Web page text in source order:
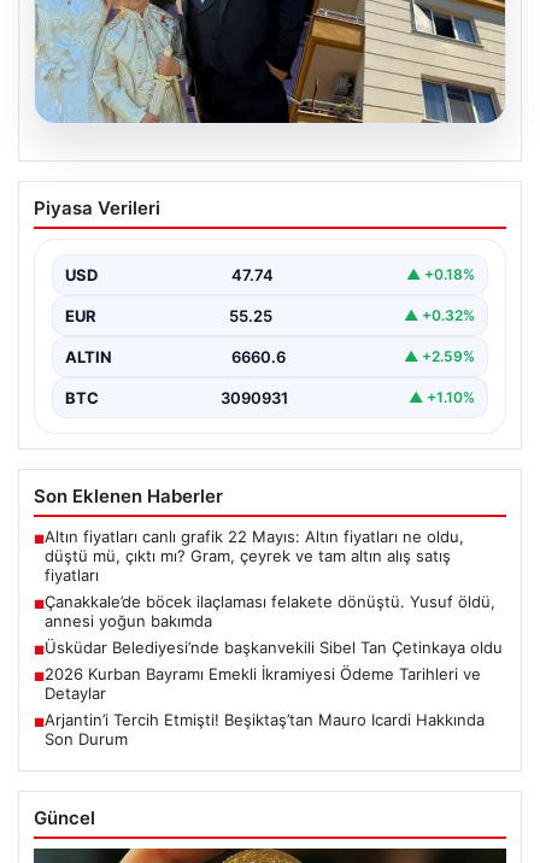
Üsküdar Belediyesi’nde başkanvekili
Sibel Tan Çetinkaya oldu
Piyasa Verileri
USD 47.74 ▲ +0.18%
EUR 55.25 ▲ +0.32%
ALTIN 6660.6 ▲ +2.59%
BTC 3090931 ▲ +1.10%
Son Eklenen Haberler
■Altın fiyatları canlı grafik 22 Mayıs: Altın fiyatları ne oldu,
düştü mü, çıktı mı? Gram, çeyrek ve tam altın alış satış
fiyatları
■Çanakkale’de böcek ilaçlaması felakete dönüştü. Yusuf öldü,
annesi yoğun bakımda
■Üsküdar Belediyesi’nde başkanvekili Sibel Tan Çetinkaya oldu
■2026 Kurban Bayramı Emekli İkramiyesi Ödeme Tarihleri ve
Detaylar
■Arjantin’i Tercih Etmişti! Beşiktaş’tan Mauro Icardi Hakkında
Son Durum
Güncel